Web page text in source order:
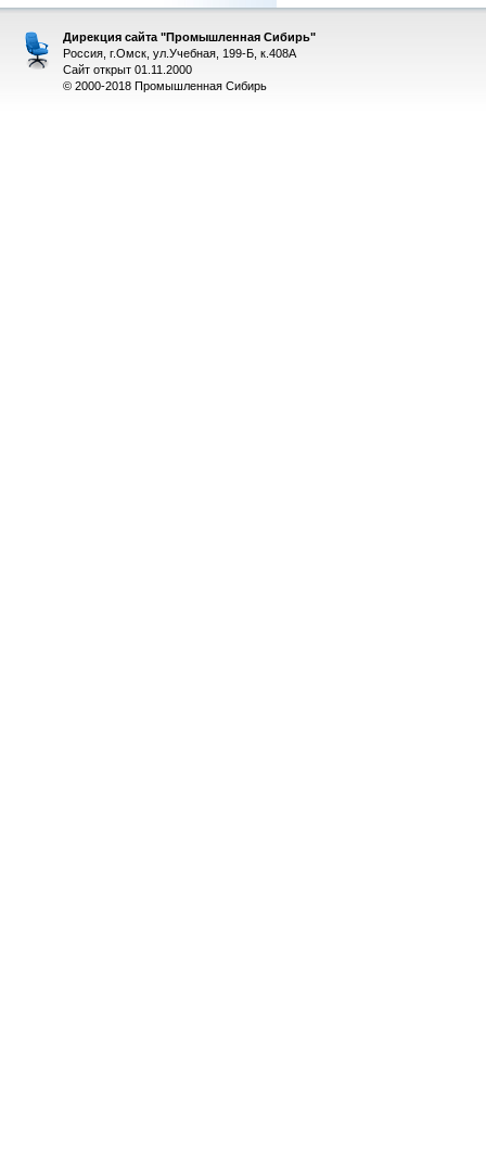
Дирекция сайта "Промышленная Сибирь"
Россия, г.Омск, ул.Учебная, 199-Б, к.408А
Сайт открыт 01.11.2000
© 2000-2018 Промышленная Сибирь